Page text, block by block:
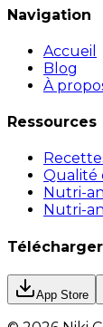
Navigation
Accueil
Blog
À
Ressources
Qualité
Nutri-
Nutri-
Télécharger
App Store